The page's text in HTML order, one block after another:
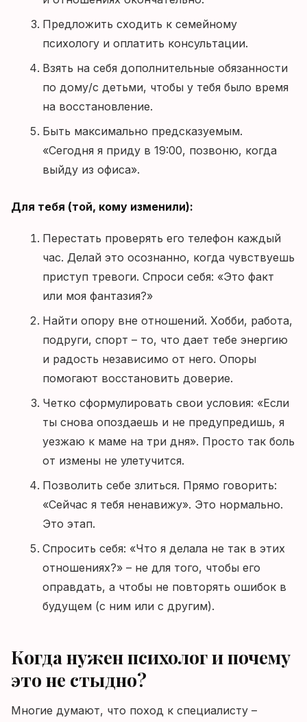
Предложить сходить к семейному
психологу и оплатить консультации.
Взять на себя дополнительные обязанности
по дому/с детьми, чтобы у тебя было время
на восстановление.
Быть максимально предсказуемым.
«Сегодня я приду в 19:00, позвоню, когда
выйду из офиса».
Для тебя (той, кому изменили):
Перестать проверять его телефон каждый
час. Делай это осознанно, когда чувствуешь
приступ тревоги. Спроси себя: «Это факт
или моя фантазия?»
Найти опору вне отношений. Хобби, работа,
подруги, спорт – то, что дает тебе энергию
и радость независимо от него. Опоры
помогают восстановить доверие.
Четко сформулировать свои условия: «Если
ты снова опоздаешь и не предупредишь, я
уезжаю к маме на три дня». Просто так боль
от измены не улетучится.
Позволить себе злиться. Прямо говорить:
«Сейчас я тебя ненавижу». Это нормально.
Это этап.
Спросить себя: «Что я делала не так в этих
отношениях?» – не для того, чтобы его
оправдать, а чтобы не повторять ошибок в
будущем (с ним или с другим).
Когда нужен психолог и почему
это не стыдно?
Многие думают, что поход к специалисту –